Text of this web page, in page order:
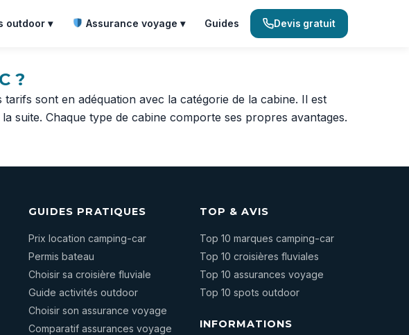
outdoor ▾ Assurance voyage ▾ Guides Devis gratuit
?
sont en adéquation avec la catégorie de la cabine. Il est
suite. Chaque type de cabine comporte ses propres avantages.
GUIDES PRATIQUES
Prix location camping-car
Permis bateau
Choisir sa croisière fluviale
Guide activités outdoor
Choisir son assurance voyage
Comparatif assurances voyage
TOP & AVIS
Top 10 marques camping-car
Top 10 croisières fluviales
Top 10 assurances voyage
Top 10 spots outdoor
INFORMATIONS